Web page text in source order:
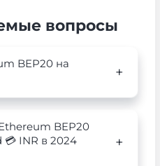
вопросы
BEP20 на
BEP20
💳 INR в 2024